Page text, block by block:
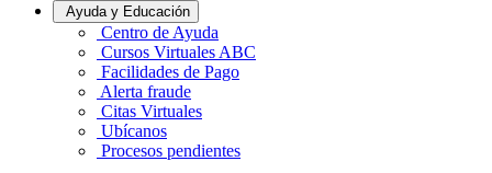
Ayuda y Educación
Centro de Ayuda
Cursos Virtuales ABC
Facilidades de Pago
Alerta fraude
Citas Virtuales
Ubícanos
Procesos pendientes